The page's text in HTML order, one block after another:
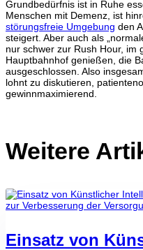
Grundbedürfnis ist in Ruhe
Menschen mit Demenz, ist
störungsfreie Umgebung den
steigert. Aber auch als
nur schwer zur Rush Hour, im
Hauptbahnhof genießen, die
ausgeschlossen. Also
lohnt zu diskutieren,
gewinnmaximierend.
Weitere
Einsatz von